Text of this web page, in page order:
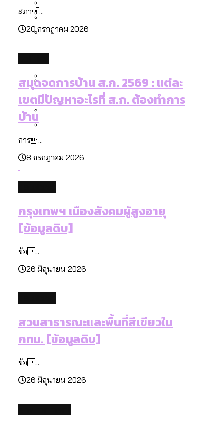
ที่อาศัยอยู่ในกรุงเทพฯ
2569) ของ กทม. ในยุคชัชชาติ ลงเขตไหน
ทำอะไรบ้าง
กรุงเทพฯ เมืองคอนเสิร์ต : สำรวจ
งาน ตั้งแต่ปี 2023-2024
ปีนกำแพงส่องซีรีส์จีน: จีนส่งออกภาพ
ผ่าน Bangkok Index 2025
สำรวจรายได้จากการจัดเก็บภาษีใน
กรุงเทพฯ เมืองสังคมผู้สูงอายุ : 36 เขตมี
สูงอายุระดับสุดยอด
คำนำหน้านามและกฎหมายสมรสเท่าเทียม
[ข้อมูลดิบ]
กรุงเทพฯ เมืองสังคมผู้สูงอายุ [ข้อมูลดิบ]
[ข้อมูลดิบ]
สภา...
20 กรกฎาคม 2026
สมุดจดการบ้าน ส.ก. 2569 : แต่ละ
เขตมีปัญหาอะไรที่ ส.ก. ต้องทำการ
บ้าน
การ...
8 กรกฎาคม 2026
กรุงเทพฯ เมืองสังคมผู้สูงอายุ
[ข้อมูลดิบ]
ข้อ...
26 มิถุนายน 2026
สวนสาธารณะและพื้นที่สีเขียวใน
กทม. [ข้อมูลดิบ]
ข้อ...
26 มิถุนายน 2026